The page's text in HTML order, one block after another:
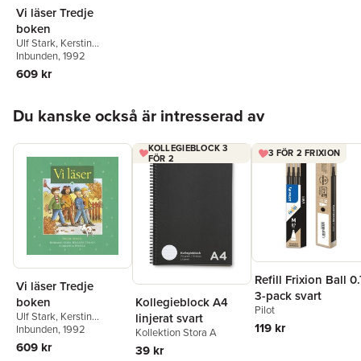
Vi läser Tredje
boken
Ulf Stark, Kerstin
Bolldén,Mari-Anne
Dalmo,Stina Borrman
Inbunden, 1992
609 kr
Du kanske också är intresserad av
Vi läser Tredje
boken
Ulf Stark, Kerstin
Bolldén,Mari-Anne
Dalmo,Stina Borrman
Inbunden, 1992
609 kr
KOLLEGIEBLOCK 3
FÖR 2
Kollegieblock A4
linjerat svart
Kollektion Stora A
39 kr
3 FÖR 2 FRIXION
Refill Frixion Ball
3-pack svart
Pilot
119 kr